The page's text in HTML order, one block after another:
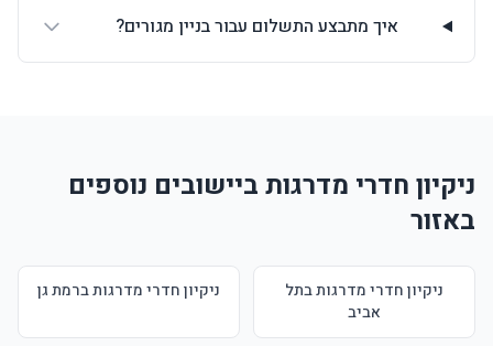
איך מתבצע התשלום עבור בניין מגורים?
ניקיון חדרי מדרגות ביישובים נוספים
באזור
ניקיון חדרי מדרגות בתל
אביב
ניקיון חדרי מדרגות ברמת גן